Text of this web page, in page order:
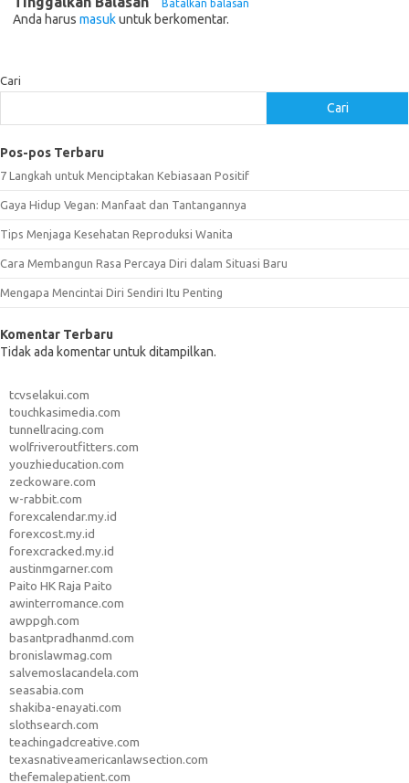
Batalkan balasan
Anda harus masukuntuk berkomentar.
Cari
Cari
Pos-pos Terbaru
7 Langkah untuk Menciptakan Kebiasaan Positif
Gaya Hidup Vegan: Manfaat dan Tantangannya
Tips Menjaga Kesehatan Reproduksi Wanita
Cara Membangun Rasa Percaya Diri dalam Situasi Baru
Mengapa Mencintai Diri Sendiri Itu Penting
Komentar Terbaru
Tidak ada komentar untuk ditampilkan.
tcvselakui.com
touchkasimedia.com
tunnellracing.com
wolfriveroutfitters.com
youzhieducation.com
zeckoware.com
w-rabbit.com
forexcalendar.my.id
forexcost.my.id
forexcracked.my.id
austinmgarner.com
Paito HK Raja Paito
awinterromance.com
awppgh.com
basantpradhanmd.com
bronislawmag.com
salvemoslacandela.com
seasabia.com
shakiba-enayati.com
slothsearch.com
teachingadcreative.com
texasnativeamericanlawsection.com
thefemalepatient.com